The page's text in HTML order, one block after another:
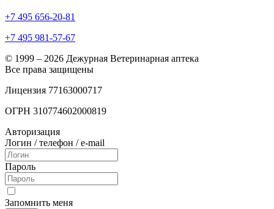
+7 495 656-20-81
+7 495 981-57-67
© 1999 – 2026 Дежурная Ветеринарная аптека
Все права защищены
Лицензия 77163000717
ОГРН 310774602000819
Авторизация
Логин / телефон / e-mail
Пароль
Запомнить меня